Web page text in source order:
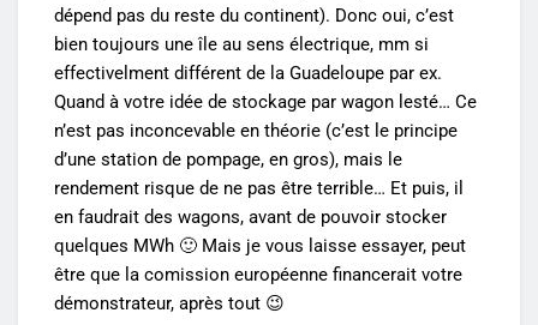
dépend pas du reste du continent). Donc oui, c’est
bien toujours une île au sens électrique, mm si
effectivelment différent de la Guadeloupe par ex.
Quand à votre idée de stockage par wagon lesté… Ce
n’est pas inconcevable en théorie (c’est le principe
d’une station de pompage, en gros), mais le
rendement risque de ne pas être terrible… Et puis, il
en faudrait des wagons, avant de pouvoir stocker
quelques MWh 🙂 Mais je vous laisse essayer, peut
être que la comission européenne financerait votre
démonstrateur, après tout 😉